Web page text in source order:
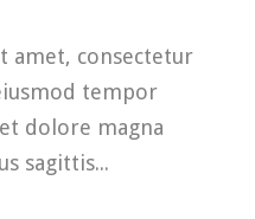
amet, consectetur
tempor
dolore magna
sagittis...